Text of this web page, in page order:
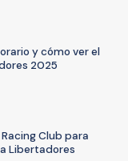
y cómo ver el
2025
Club para
Libertadores